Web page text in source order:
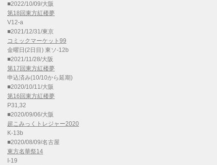
■2022/10/09/大阪
第18回東方紅楼夢
V12-a
■2021/12/31/東京
コミックマーケット99
金曜日(2日目) 東ソ-12b
■2021/11/28/大阪
第17回東方紅楼夢
申込済み(10/10から延期)
■2020/10/11/大阪
第16回東方紅楼夢
P31,32
■2020/09/06/大阪
超こみっくトレジャー2020
K-13b
■2020/08/09/名古屋
東方名華祭14
I-19